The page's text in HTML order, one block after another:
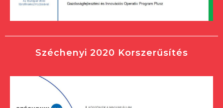
Széchenyi 2020 Korszerűsítés